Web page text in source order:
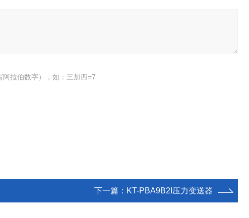
拉伯数字），如：三加四=7
下一篇： KT-PBA9B2I压力变送器